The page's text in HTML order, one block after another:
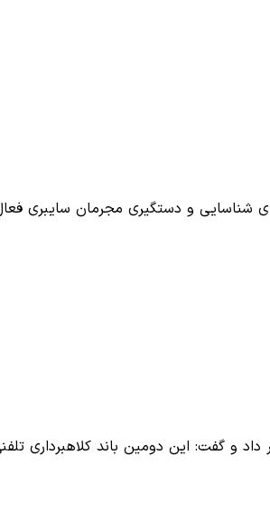
شناسایی و دستگیری مجرمان سایبری
و گفت: این دومین باند کلاهبرداری